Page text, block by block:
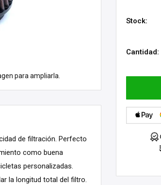
para ampliarla.
Stock:
Cantidad:
de filtración. Perfecto
como buena
personalizadas.
la longitud total del filtro.